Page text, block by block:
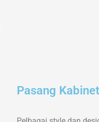
Pasang